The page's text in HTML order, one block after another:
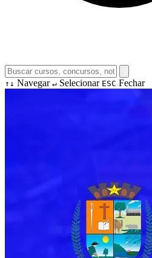
↑↓ Navegar ↵ Selecionar ESC Fechar